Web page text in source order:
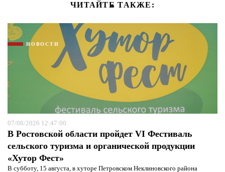
ЧИТАЙТЕ ТАКЖЕ:
НОВОСТИ
07/08/2026 12:47:00
В Ростовской области пройдет VI Фестиваль
сельского туризма и органической продукции
«Хутор Фест»
В субботу, 15 августа, в хуторе Петровском Неклиновского района